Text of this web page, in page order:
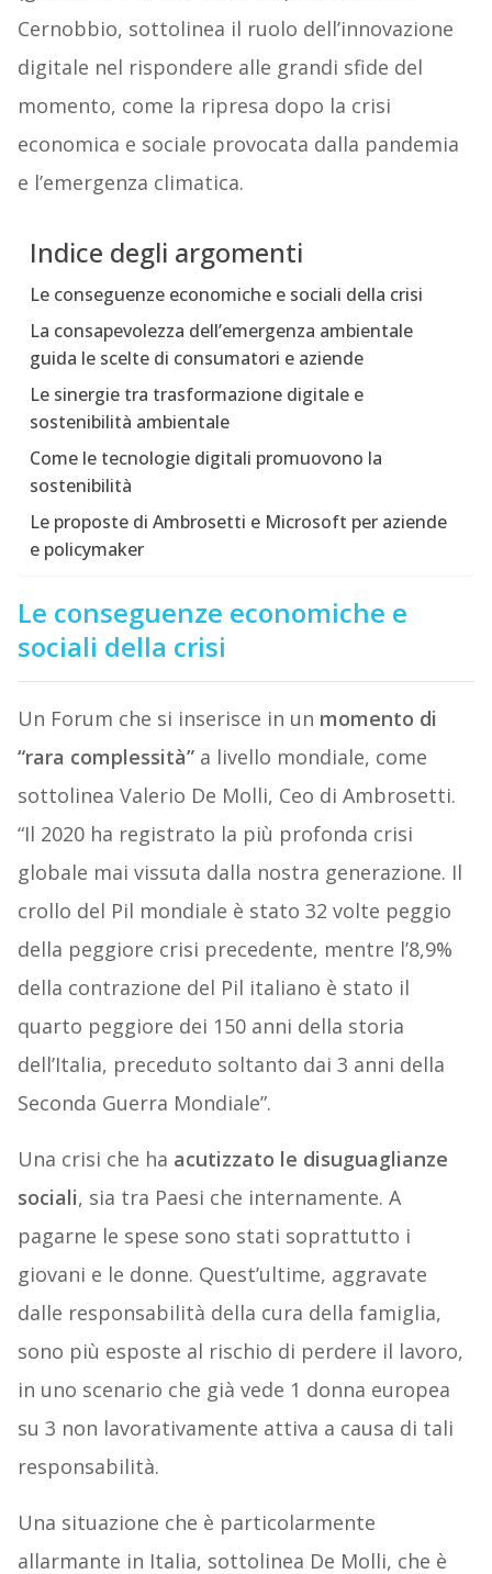
Cernobbio, sottolinea il ruolo dell’innovazione
digitale nel rispondere alle grandi sfide del
momento, come la ripresa dopo la crisi
economica e sociale provocata dalla pandemia
e l’emergenza climatica.
Indice degli argomenti
Le conseguenze economiche e sociali della crisi
La consapevolezza dell’emergenza ambientale
guida le scelte di consumatori e aziende
Le sinergie tra trasformazione digitale e
sostenibilità ambientale
Come le tecnologie digitali promuovono la
sostenibilità
Le proposte di Ambrosetti e Microsoft per aziende
e policymaker
Le conseguenze economiche e
sociali della crisi
Un Forum che si inserisce in un momento di
“rara complessità”a livello mondiale, come
sottolinea Valerio De Molli, Ceo di Ambrosetti.
“Il 2020 ha registrato la più profonda crisi
globale mai vissuta dalla nostra generazione. Il
crollo del Pil mondiale è stato 32 volte peggio
della peggiore crisi precedente, mentre l’8,9%
della contrazione del Pil italiano è stato il
quarto peggiore dei 150 anni della storia
dell’Italia, preceduto soltanto dai 3 anni della
Seconda Guerra Mondiale”.
Una crisi che ha acutizzato le disuguaglianze
sociali, sia tra Paesi che internamente. A
pagarne le spese sono stati soprattutto i
giovani e le donne. Quest’ultime, aggravate
dalle responsabilità della cura della famiglia,
sono più esposte al rischio di perdere il lavoro,
in uno scenario che già vede 1 donna europea
su 3 non lavorativamente attiva a causa di tali
responsabilità.
Una situazione che è particolarmente
allarmante in Italia, sottolinea De Molli, che è